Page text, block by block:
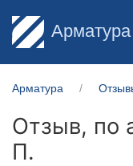
Арматура
Арматура
Отзыв, по
П.